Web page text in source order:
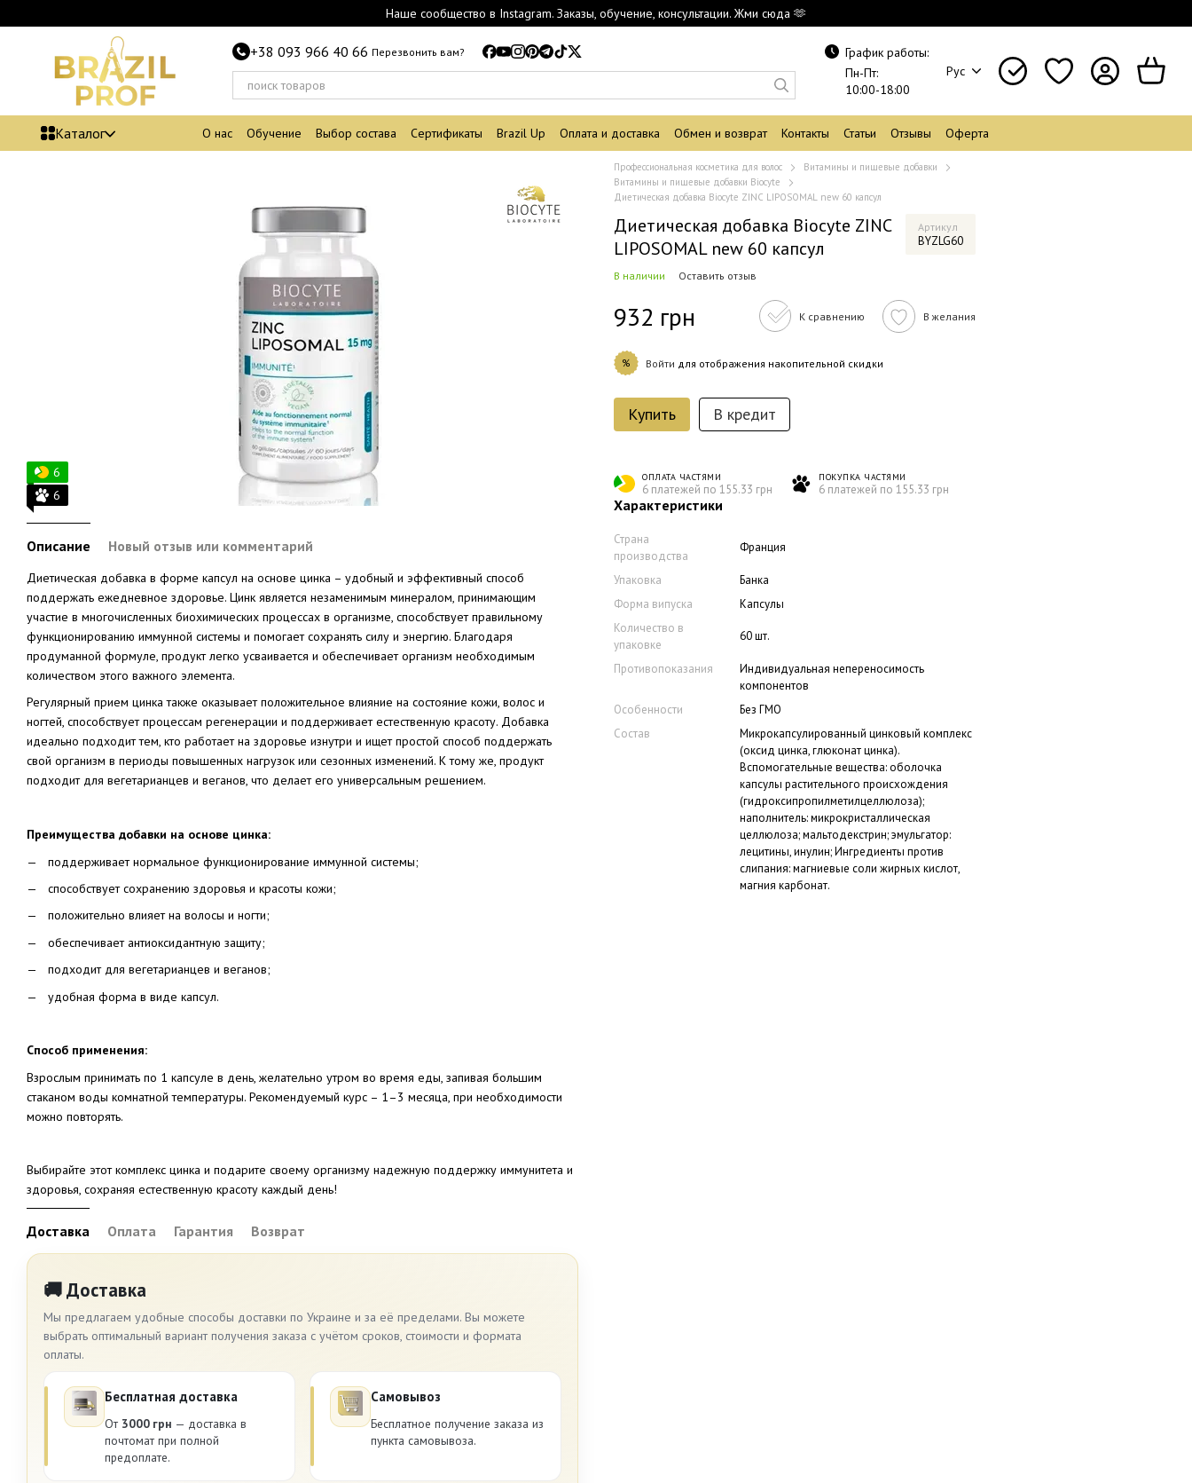
Наше сообщество в Instagram. Заказы, обучение, консультации. Жми сюда 🫶
+38 093 966 40 66 Перезвонить вам?
График работы:
Пн-Пт:
10:00-18:00
Рус
Каталог О нас Обучение Выбор состава Сертификаты Brazil Up Оплата и доставка Обмен и возврат Контакты Статьи Отзывы Оферта
6
6
Описание Новый отзыв или комментарий
Диетическая добавка в форме капсул на основе цинка – удобный и эффективный способ
поддержать ежедневное здоровье. Цинк является незаменимым минералом, принимающим
участие в многочисленных биохимических процессах в организме, способствует правильному
функционированию иммунной системы и помогает сохранять силу и энергию. Благодаря
продуманной формуле, продукт легко усваивается и обеспечивает организм необходимым
количеством этого важного элемента.
Регулярный прием цинка также оказывает положительное влияние на состояние кожи, волос и
ногтей, способствует процессам регенерации и поддерживает естественную красоту. Добавка
идеально подходит тем, кто работает на здоровье изнутри и ищет простой способ поддержать
свой организм в периоды повышенных нагрузок или сезонных изменений. К тому же, продукт
подходит для вегетарианцев и веганов, что делает его универсальным решением.
Преимущества добавки на основе цинка:
поддерживает нормальное функционирование иммунной системы;
способствует сохранению здоровья и красоты кожи;
положительно влияет на волосы и ногти;
обеспечивает антиоксидантную защиту;
подходит для вегетарианцев и веганов;
удобная форма в виде капсул.
Способ применения:
Взрослым принимать по 1 капсуле в день, желательно утром во время еды, запивая большим
стаканом воды комнатной температуры. Рекомендуемый курс – 1–3 месяца, при необходимости
можно повторять.
Выбирайте этот комплекс цинка и подарите своему организму надежную поддержку иммунитета и
здоровья, сохраняя естественную красоту каждый день!
Доставка Оплата Гарантия Возврат
🚚 Доставка
Мы предлагаем удобные способы доставки по Украине и за её пределами. Вы можете
выбрать оптимальный вариант получения заказа с учётом сроков, стоимости и формата
оплаты.
Бесплатная доставка
От 3000 грн — доставка в
почтомат при полной
предоплате.
Самовывоз
Бесплатное получение заказа из
пункта самовывоза.
Профессиональная косметика для волос
Витамины и пищевые добавки
Витамины и пищевые добавки Biocyte
Диетическая добавка Biocyte ZINC LIPOSOMAL new 60 капсул
Диетическая добавка Biocyte ZINC
LIPOSOMAL new 60 капсул
Артикул
BYZLG60
В наличии Оставить отзыв
932 грн К сравнению В желания
% Войти для отображения накопительной скидки
Купить В кредит
ОПЛАТА ЧАСТЯМИ
6 платежей по 155.33 грн
ПОКУПКА ЧАСТЯМИ
6 платежей по 155.33 грн
Характеристики
Страна
производства
Франция
Упаковка
Банка
Форма випуска
Капсулы
Количество в
упаковке
60 шт.
Противопоказания
Индивидуальная непереносимость
компонентов
Особенности
Без ГМО
Состав
Микрокапсулированный цинковый комплекс
(оксид цинка, глюконат цинка).
Вспомогательные вещества: оболочка
капсулы растительного происхождения
(гидроксипропилметилцеллюлоза);
наполнитель: микрокристаллическая
целлюлоза; мальтодекстрин; эмульгатор:
лецитины, инулин; Ингредиенты против
слипания: магниевые соли жирных кислот,
магния карбонат.